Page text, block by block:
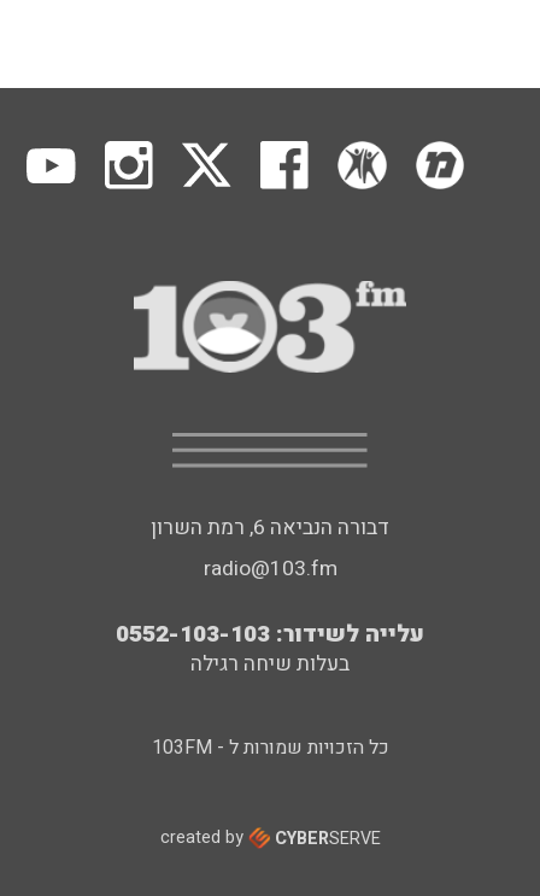
דבורה הנביאה 6, רמת השרון
radio@103.fm
עלייה לשידור: 0552-103-103
בעלות שיחה רגילה
כל הזכויות שמורות ל - 103FM
created by CYBERSERVE